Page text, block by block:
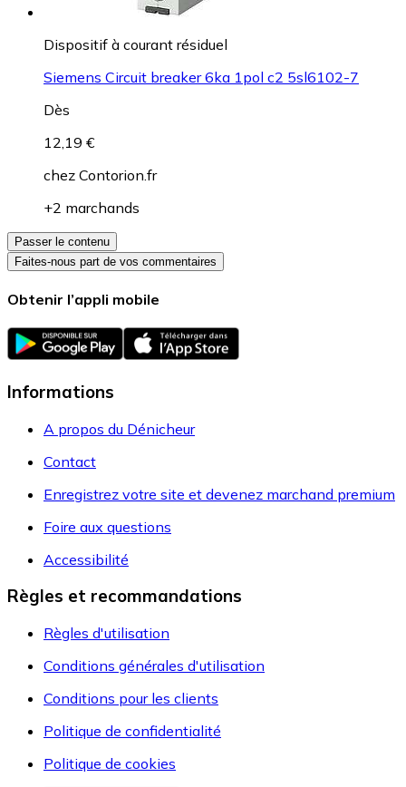
Dispositif à courant résiduel
Siemens Circuit breaker 6ka 1pol c2 5sl6102-7
Dès
12,19 €
chez Contorion.fr
+2 marchands
Passer le contenu
Faites-nous part de vos commentaires
Obtenir l’appli mobile
Informations
A propos du Dénicheur
Contact
Enregistrez votre site et devenez marchand premium
Foire aux questions
Accessibilité
Règles et recommandations
Règles d'utilisation
Conditions générales d'utilisation
Conditions pour les clients
Politique de confidentialité
Politique de cookies